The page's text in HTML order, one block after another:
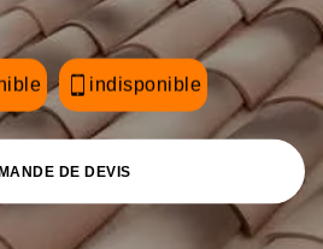
indisponible
DE DEVIS